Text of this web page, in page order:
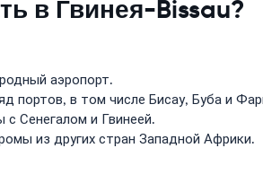
в Гвинея-Bissau?
аэропорт.
портов, в том числе Бисау, Буба и
Сенегалом и Гвинеей.
из других стран Западной Африки.